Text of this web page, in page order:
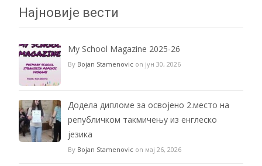
Најновије вести
My School Magazine 2025-26
By Bojan Stamenovic on јун 30, 2026
Додела дипломе за освојено 2.место на
републичком такмичењу из енглеско
језика
By Bojan Stamenovic on мај 26, 2026